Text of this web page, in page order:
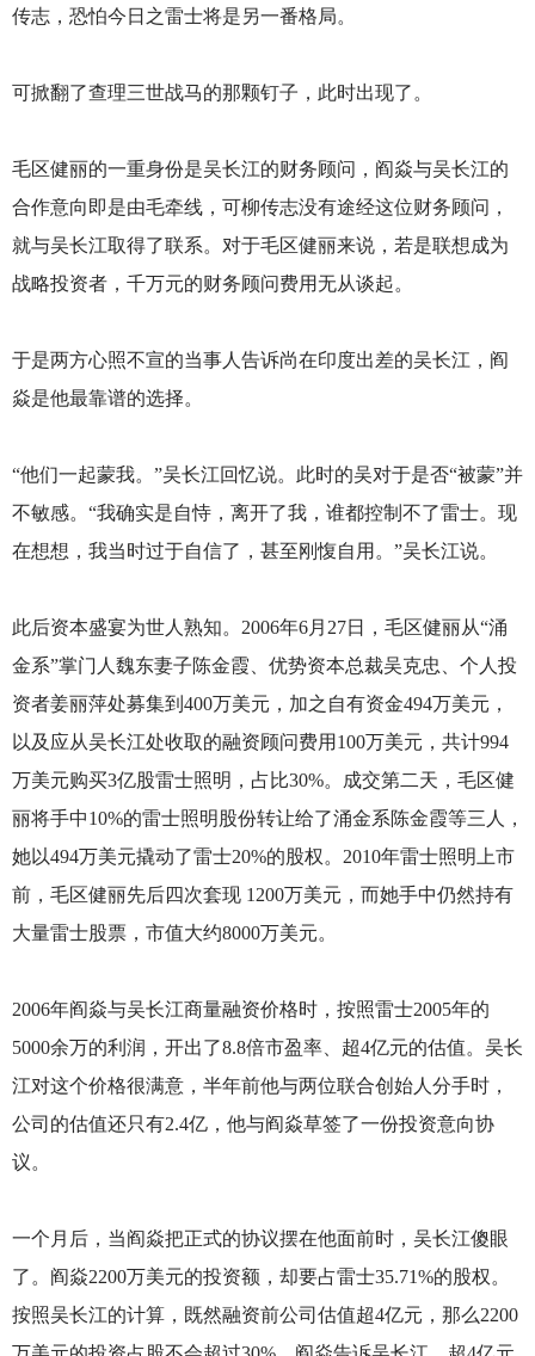
传志，恐怕今日之雷士将是另一番格局。
可掀翻了查理三世战马的那颗钉子，此时出现了。
毛区健丽的一重身份是吴长江的财务顾问，阎焱与吴长江的
合作意向即是由毛牵线，可柳传志没有途经这位财务顾问，
就与吴长江取得了联系。对于毛区健丽来说，若是联想成为
战略投资者，千万元的财务顾问费用无从谈起。
于是两方心照不宣的当事人告诉尚在印度出差的吴长江，阎
焱是他最靠谱的选择。
“他们一起蒙我。”吴长江回忆说。此时的吴对于是否“被蒙”并
不敏感。“我确实是自恃，离开了我，谁都控制不了雷士。现
在想想，我当时过于自信了，甚至刚愎自用。”吴长江说。
此后资本盛宴为世人熟知。2006年6月27日，毛区健丽从“涌
金系”掌门人魏东妻子陈金霞、优势资本总裁吴克忠、个人投
资者姜丽萍处募集到400万美元，加之自有资金494万美元，
以及应从吴长江处收取的融资顾问费用100万美元，共计994
万美元购买3亿股雷士照明，占比30%。成交第二天，毛区健
丽将手中10%的雷士照明股份转让给了涌金系陈金霞等三人，
她以494万美元撬动了雷士20%的股权。2010年雷士照明上市
前，毛区健丽先后四次套现 1200万美元，而她手中仍然持有
大量雷士股票，市值大约8000万美元。
2006年阎焱与吴长江商量融资价格时，按照雷士2005年的
5000余万的利润，开出了8.8倍市盈率、超4亿元的估值。吴长
江对这个价格很满意，半年前他与两位联合创始人分手时，
公司的估值还只有2.4亿，他与阎焱草签了一份投资意向协
议。
一个月后，当阎焱把正式的协议摆在他面前时，吴长江傻眼
了。阎焱2200万美元的投资额，却要占雷士35.71%的股权。
按照吴长江的计算，既然融资前公司估值超4亿元，那么2200